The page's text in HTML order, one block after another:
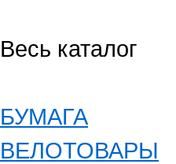
Весь каталог
БУМАГА
ВЕЛОТОВАРЫ